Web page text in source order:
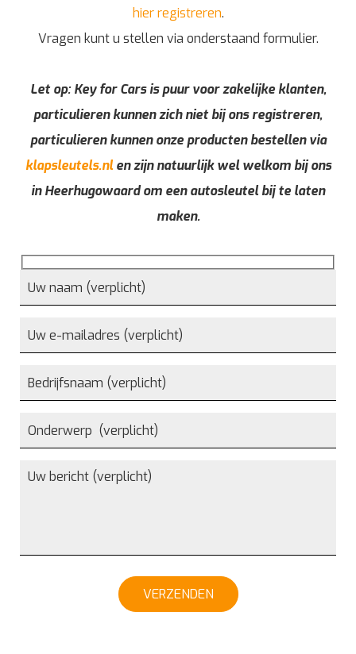
hier registreren.
Vragen kunt u stellen via onderstaand formulier.
Let op: Key for Cars is puur voor zakelijke klanten,
particulieren kunnen zich niet bij ons registreren,
particulieren kunnen onze producten bestellen via
klapsleutels.nlen zijn natuurlijk wel welkom bij ons
in Heerhugowaard om een autosleutel bij te laten
maken.
VERZENDEN